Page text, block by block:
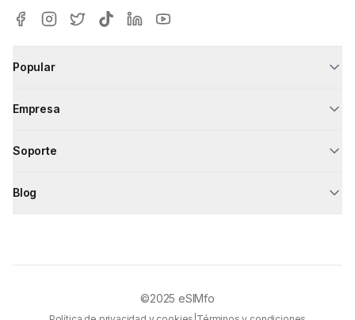
Popular
Empresa
Soporte
Blog
©2025 eSIMfo